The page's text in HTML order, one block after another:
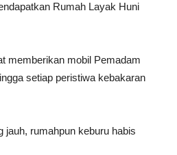
Rumah Layak Huni
memberikan mobil Pemadam
setiap peristiwa kebakaran
jauh, rumahpun keburu habis